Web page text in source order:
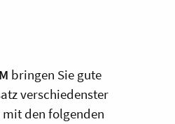
bringen Sie gute
verschiedenster
mit den folgenden